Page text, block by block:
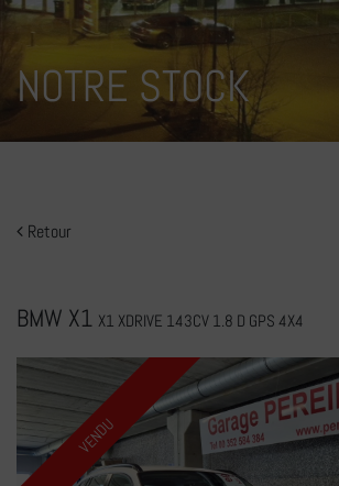
NOTRE STOCK
Retour
BMW X1 X1 XDRIVE 143CV 1.8 D GPS 4X4
VENDU